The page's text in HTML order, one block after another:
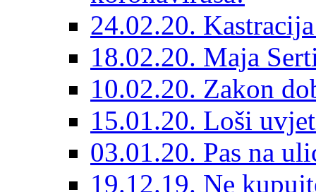
24.02.20.
18.02.20. Maja
10.02.20. Zakon
15.01.20. Loši
03.01.20. Pas na
19.12.19. Ne